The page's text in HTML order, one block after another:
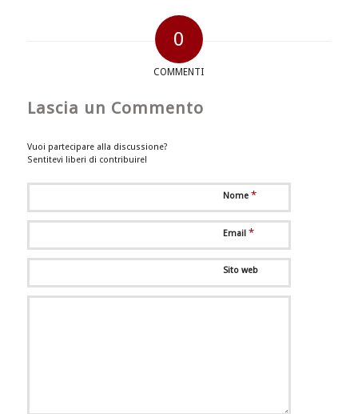
0
COMMENTI
Lascia un Commento
Vuoi partecipare alla discussione?
Sentitevi liberi di contribuire!
Nome *
Email *
Sito web